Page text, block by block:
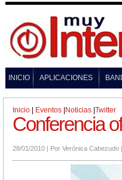
INICIO APLICACIONES
Inicio Eventos Noticias Twitter
Conferencia
28/01/2010 | Por Verónica Cabezudo |